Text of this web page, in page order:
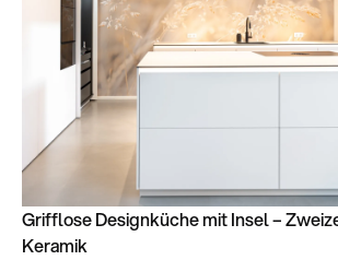
Grifflose Designküche mit Insel –
Keramik